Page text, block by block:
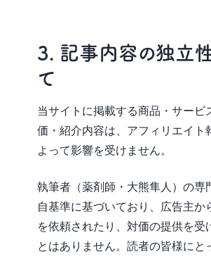
3. 記事内容の独立
て
当サイトに掲載する商品・サービ
価・紹介内容は、アフィリエイト
よって影響を受けません。
執筆者（薬剤師・大熊隼人）の専
自基準に基づいており、広告主か
を依頼されたり、対価の提供を受
とはありません。読者の皆様にと